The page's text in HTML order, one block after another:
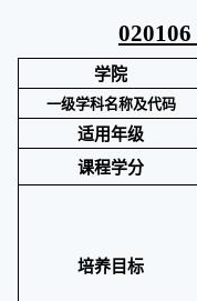
020106
学院
一级学科名称及代码
适用年级
课程学分
培养目标